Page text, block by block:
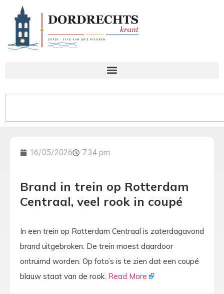
16/05/2026 7:34 pm
Brand in trein op Rotterdam
Centraal, veel rook in coupé
In een trein op Rotterdam Centraal is zaterdagavond
brand uitgebroken. De trein moest daardoor
ontruimd worden. Op foto’s is te zien dat een coupé
blauw staat van de rook. Read More